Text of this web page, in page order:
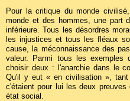
Pour la critique du monde
monde et des hommes, une part
inférieure. Tous les désordres
les injustices et tous les fléaux
cause, la méconnaissance des
valeur. Parmi tous les exemples
choisir deux : l'anarchie dans le
Qu'il y eut « en civilisation »,
c'étaient pour lui les deux
état social.